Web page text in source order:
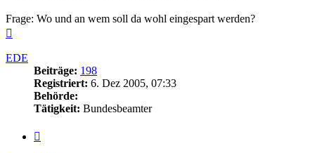
Frage: Wo und an wem soll da wohl eingespart werden?
EDE
Beiträge: 198
Registriert: 6. Dez 2005, 07:33
Behörde:
Tätigkeit: Bundesbeamter